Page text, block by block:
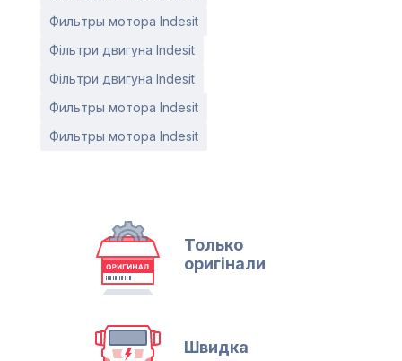
Фильтры мотора Indesit
Фільтри двигуна Indesit
Фільтри двигуна Indesit
Фильтры мотора Indesit
Фильтры мотора Indesit
Только
оригінали
Швидка